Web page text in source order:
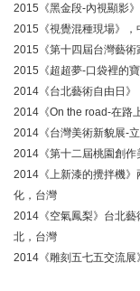
2015《黑金段-內視顯影
2015《視覺混種現場》
2015《第十四屆台灣藝
2015《超超夢-口袋裡的
2014《台北藝術自由日
2014《On the road-在路
2014《台灣美術新貌展-
2014《第十二屆桃園創
2014《上新漆的攪拌機
化，台灣
2014《空氣鳳梨》台北
北，台灣
2014《雕刻五七五交流